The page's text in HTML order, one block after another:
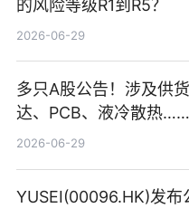
的风险等级R1到R5？
2026-06-29
多只A股公告！涉及供
达、PCB、液冷散热
讯
2026-06-29
YUSEI(00096.HK)发布